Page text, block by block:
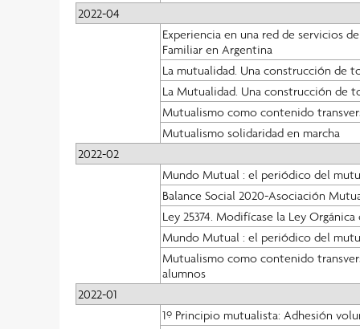
2022-04
Experiencia en una red de servicios
Familiar en Argentina
La mutualidad. Una construcción de
La Mutualidad. Una construcción de
Mutualismo como contenido
Mutualismo solidaridad en marcha
2022-02
Mundo Mutual : el periódico del
Balance Social 2020-Asociación
Ley 25374. Modifícase la Ley
Mundo Mutual : el periódico del
Mutualismo como contenido
alumnos
2022-01
1º Principio mutualista: Adhesión